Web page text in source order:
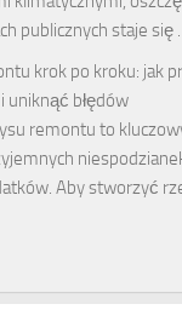
publicznych staje się
krok po kroku: jak
uniknąć błędów
remontu to
Aby stworzyć